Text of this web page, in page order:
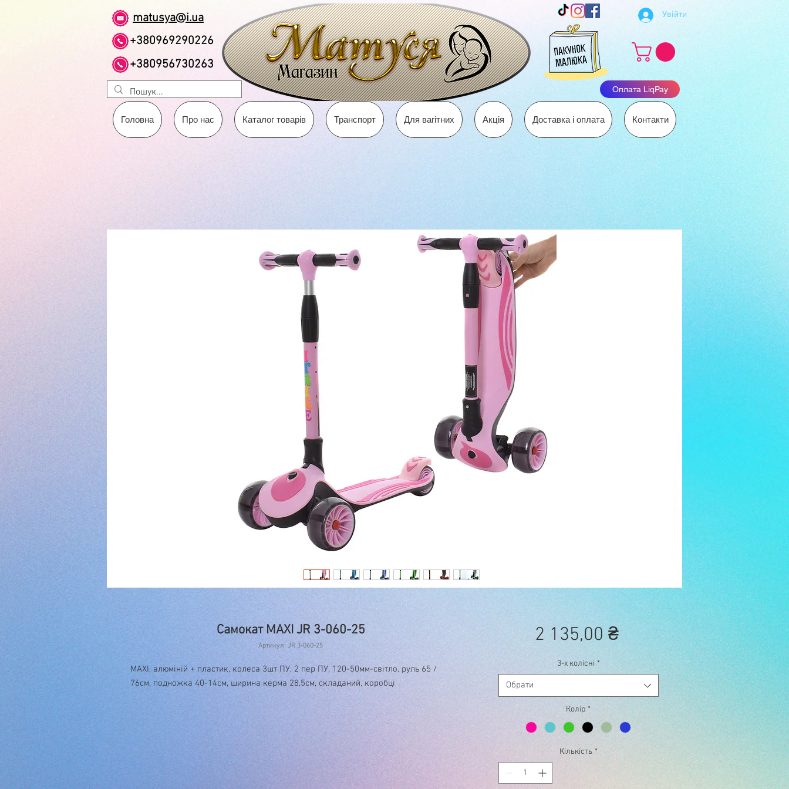
matusya@i.ua
+380969290226
+380956730263
Увійти
Оплата LiqPay
Головна Про нас Каталог товарів Транспорт Для вагітних Акція Доставка і оплата Контакти
Самокат MAXI JR 3-060-25
Артикул: JR 3-060-25
MAXI, алюміній + пластик, колеса 3шт ПУ, 2 пер ПУ, 120-50мм-світло, руль 65 /
76см, подножка 40-14см, ширина керма 28,5см, складаний, коробці
2 135,00 ₴Ціна
3-х колісні *
Обрати
Колір *
Кількість *